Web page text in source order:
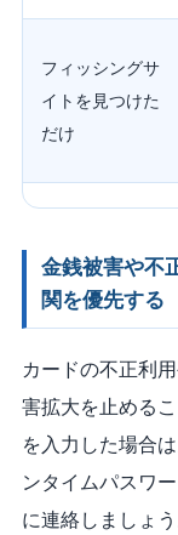
フィッシングサ
イトを見つけた
だけ
金銭被害や不
関を優先する
カードの不正利
害拡大を止める
を入力した場合
ンタイムパスワ
に連絡しましょう